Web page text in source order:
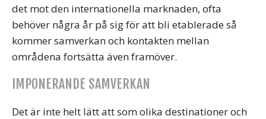
det mot den internationella marknaden, ofta
behöver några år på sig för att bli etablerade så
kommer samverkan och kontakten mellan
områdena fortsätta även framöver.
IMPONERANDE SAMVERKAN
Det är inte helt lätt att som olika destinationer och